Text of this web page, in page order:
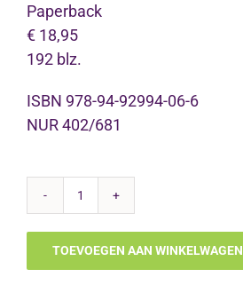
Paperback
€ 18,95
192 blz.
ISBN 978-94-92994-06-6
NUR 402/681
Verlangen
naar
Swier
TOEVOEGEN AAN WINKELWAGEN